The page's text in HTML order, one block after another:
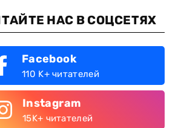
НАС В СОЦСЕТЯХ
Facebook
110 K+ читателей
Instagram
15K+ читателей